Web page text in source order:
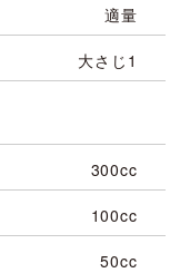
適量
大さじ1
300cc
100cc
50cc